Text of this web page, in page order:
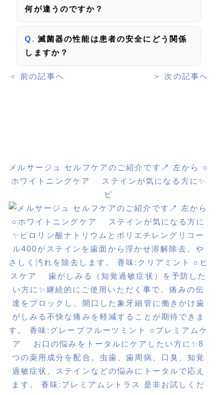
何が違うのですか？
滅菌器の性能は患者の安全にどう関係
しますか？
＜ 前の記事へ ＞ 次の記事へ
メルサージュ セルフケアのご紹介です🪥 左から ○
ホワイトニングケア ステインが気になる方に✨
ピ